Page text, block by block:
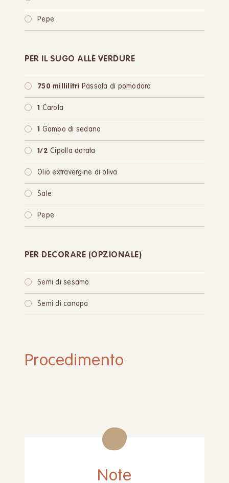
Pepe
PER IL SUGO ALLE VERDURE
750 millilitri Passata di pomodoro
1 Carota
1 Gambo di sedano
1/2 Cipolla dorata
Olio extravergine di oliva
Sale
Pepe
PER DECORARE (OPZIONALE)
Semi di sesamo
Semi di canapa
Procedimento
Note